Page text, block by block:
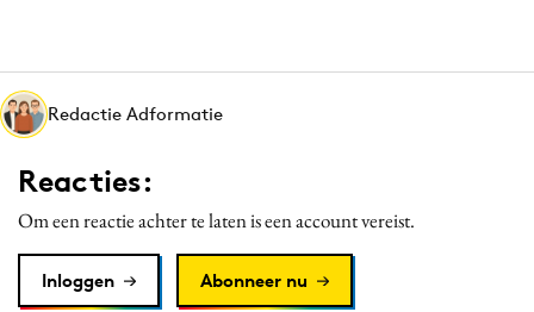
Interne communicatie
Martech
Media
Merkstrategie
PR
Purpose Marketing
Redactie Adformatie
Reacties:
Om een reactie achter te laten is een account vereist.
Inloggen Abonneer nu